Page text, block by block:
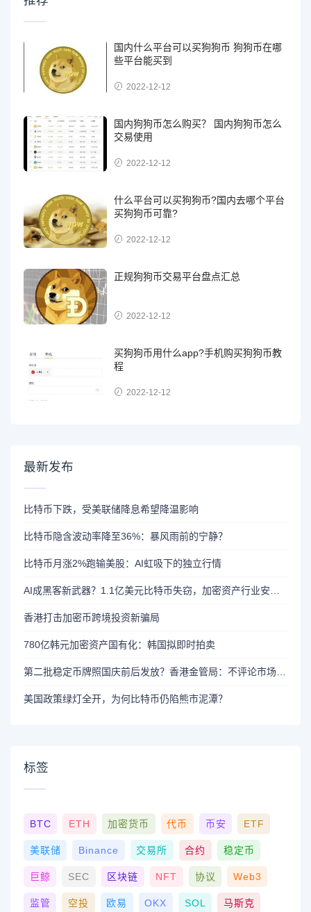
国内什么平台可以买狗狗币 狗狗币在哪
些平台能买到
2022-12-12
国内狗狗币怎么购买？ 国内狗狗币怎么
交易使用
2022-12-12
什么平台可以买狗狗币?国内去哪个平台
买狗狗币可靠?
2022-12-12
正规狗狗币交易平台盘点汇总
2022-12-12
买狗狗币用什么app?手机购买狗狗币教
程
2022-12-12
最新发布
比特币下跌，受美联储降息希望降温影响
比特币隐含波动率降至36%：暴风雨前的宁静？
比特币月涨2%跑输美股：AI虹吸下的独立行情
香港打击加密币跨境投资新骗局
780亿韩元加密资产国有化：韩国拟即时拍卖
美国政策绿灯全开，为何比特币仍陷熊市泥潭？
标签
BTC ETH 加密货币 代币 币安 ETF
美联储 Binance 交易所 合约 稳定币
巨鲸 SEC 区块链 NFT 协议 Web3
监管 空投 欧易 OKX SOL 马斯克